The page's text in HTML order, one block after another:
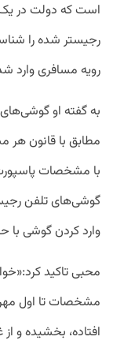
است که دولت در یک
رجیستر شده را
رویه مسافری وارد
به گفته او
با مشخصات
گوشی‌های تلفن
وارد کردن گوشی با
محبی تاکید
افتاده، بخشیده و